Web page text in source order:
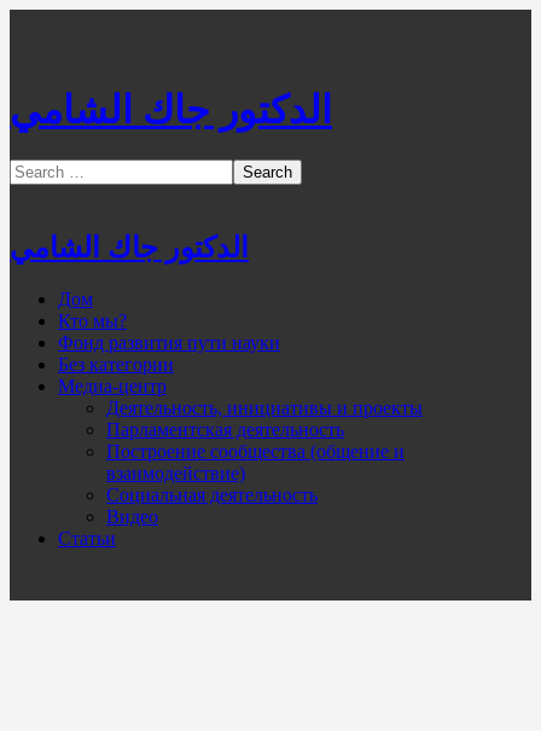
الدكتور جاك الشامي
الدكتور جاك الشامي
Дом
Кто мы?
Фонд развития пути науки
Без категории
Медиа-центр
Деятельность, инициативы и проекты
Парламентская деятельность
Построение сообщества (общение и
взаимодействие)
Социальная деятельность
Видео
Статьи